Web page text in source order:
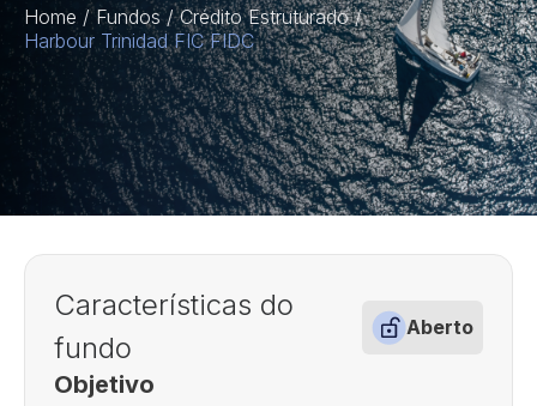
Home / Fundos / Crédito Estruturado /
Harbour Trinidad FIC FIDC
Características do
fundo
Aberto
Objetivo